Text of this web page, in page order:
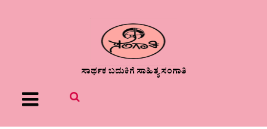
ಸಾರ್ಥಕ ಬದುಕಿಗೆ ಸಾಹಿತ್ಯ ಸಂಗಾತಿ
Menu